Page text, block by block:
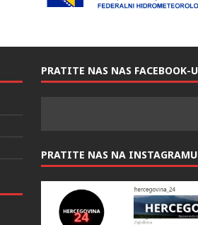
PRATITE NAS NA INSTAGRAMU